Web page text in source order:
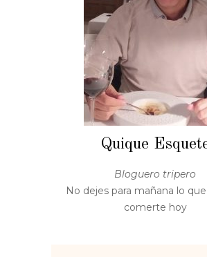
Quique
Bloguero tripero
No dejes para mañana lo
comerte hoy